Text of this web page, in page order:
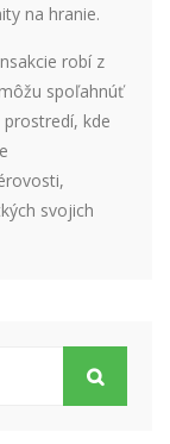
na hranie.
robí z
spoľahnúť
kde
svojich